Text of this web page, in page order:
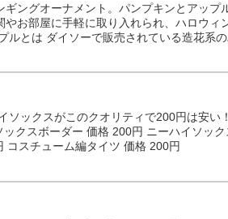
ングオーナメント。パンプキンとアップ
お部屋に手軽に取り入れられ、ハロウィ
とは ダイソーで販売されている造花系の
ソックスがこのクオリティで200円は安い
クスボーダー 価格 200円 ニーハイソック
コスチューム編タイツ 価格 200円